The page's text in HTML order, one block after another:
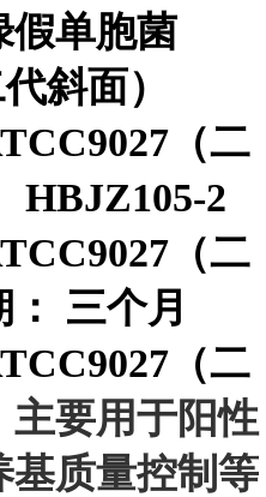
假单胞菌
斜面）
（二
HBJZ105-2
（二
三个月
（二
主要用于阳性
基质量控制等